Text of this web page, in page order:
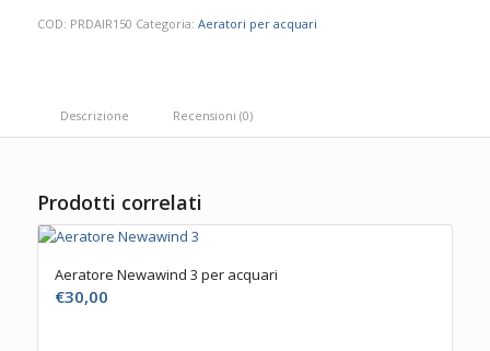
COD: PRDAIR150 Categoria: Aeratori per acquari
Descrizione Recensioni (0)
Prodotti correlati
Aeratore Newawind 3 per acquari
€30,00